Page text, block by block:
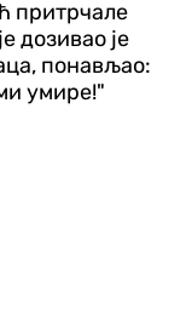
притрчале
дозивао је
понављао:
умире!"